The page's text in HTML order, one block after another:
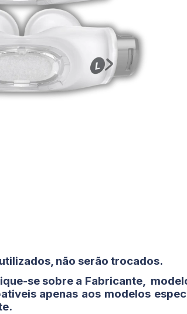
não serão trocados.
se sobre a Fabricante,
apenas aos modelos